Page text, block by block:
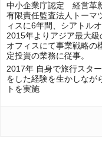
中小企業庁認定 経営革
有限責任監査法人トーマ
ィスに6年間、シアトル
2015年よりアジア最大
オフィスにて事業戦略の
定投資の業務に従事。
2017年 自身で旅行スタ
をした経験を生かしなが
トを実施